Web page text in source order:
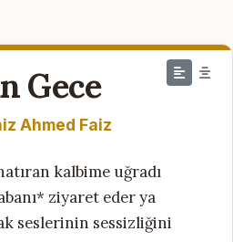
Gece
Ahmed Faiz
kalbime uğradı
ziyaret eder ya
seslerinin sessizliğini